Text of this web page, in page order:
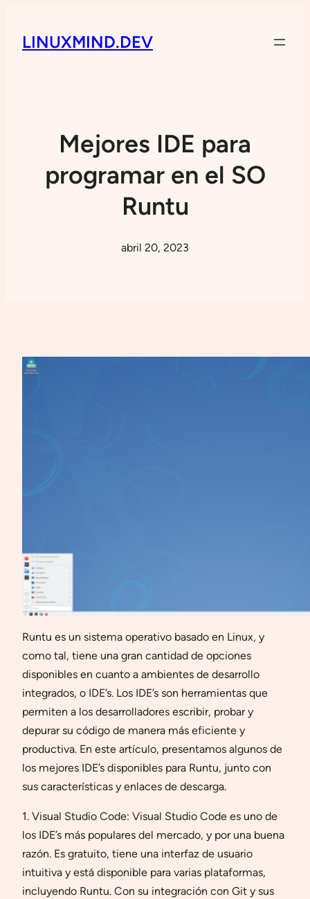
LINUXMIND.DEV
Mejores IDE para
programar en el SO
Runtu
abril 20, 2023
Runtu es un sistema operativo basado en Linux, y
como tal, tiene una gran cantidad de opciones
disponibles en cuanto a ambientes de desarrollo
integrados, o IDE’s. Los IDE’s son herramientas que
permiten a los desarrolladores escribir, probar y
depurar su código de manera más eficiente y
productiva. En este artículo, presentamos algunos de
los mejores IDE’s disponibles para Runtu, junto con
sus características y enlaces de descarga.
1. Visual Studio Code: Visual Studio Code es uno de
los IDE’s más populares del mercado, y por una buena
razón. Es gratuito, tiene una interfaz de usuario
intuitiva y está disponible para varias plataformas,
incluyendo Runtu. Con su integración con Git y sus